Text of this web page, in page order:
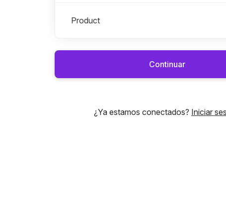
Product
Continuar
¿Ya estamos conectados? Iniciar